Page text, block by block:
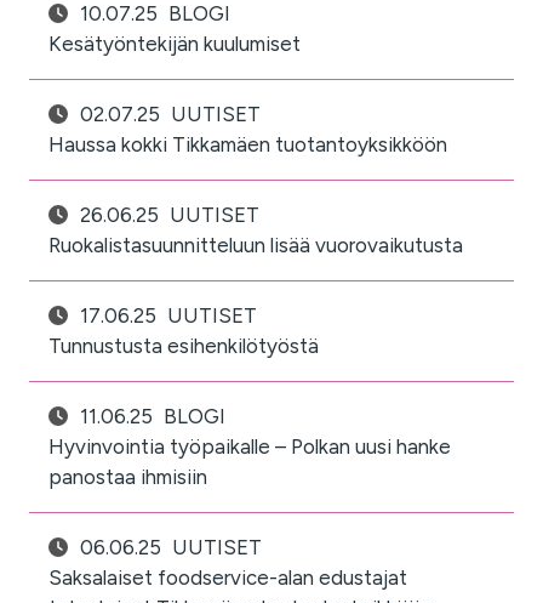
10.07.25 BLOGI
Kesätyöntekijän kuulumiset
02.07.25 UUTISET
Haussa kokki Tikkamäen tuotantoyksikköön
26.06.25 UUTISET
Ruokalistasuunnitteluun lisää vuorovaikutusta
17.06.25 UUTISET
Tunnustusta esihenkilötyöstä
11.06.25 BLOGI
Hyvinvointia työpaikalle – Polkan uusi hanke
panostaa ihmisiin
06.06.25 UUTISET
Saksalaiset foodservice-alan edustajat